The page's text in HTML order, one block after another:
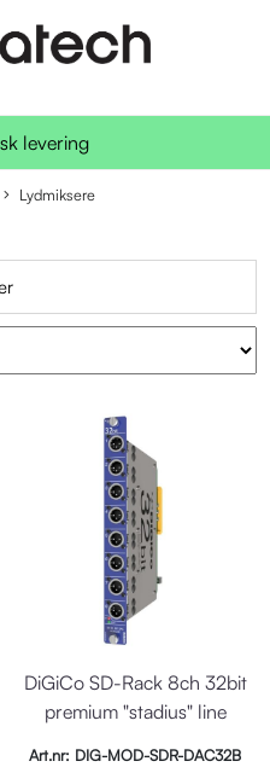
levering
Lydmiksere
DiGiCo SD-Rack 8ch 32bit
premium "stadius" line
Art.nr: DIG-MOD-SDR-DAC32B